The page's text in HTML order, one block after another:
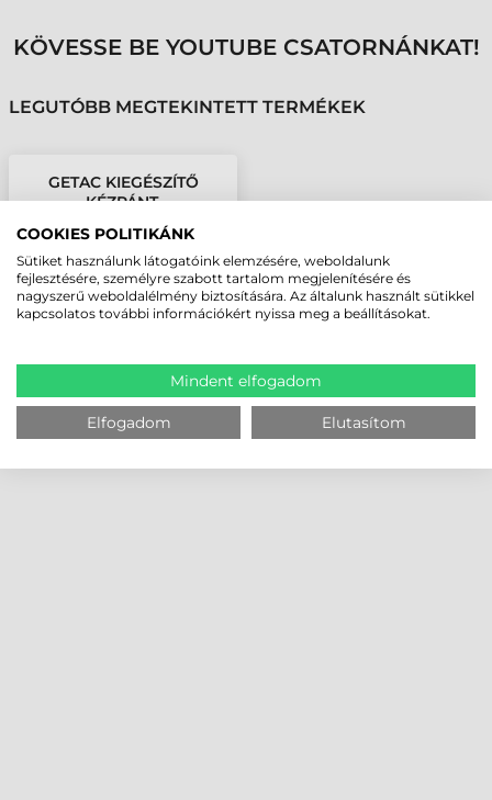
KÖVESSE BE YOUTUBE CSATORNÁNKAT!
LEGUTÓBB MEGTEKINTETT TERMÉKEK
GETAC KIEGÉSZÍTŐ
KÉZPÁNT,
FORGATHATÓ, K120
COOKIES POLITIKÁNK
Sütiket használunk látogatóink elemzésére, weboldalunk
fejlesztésére, személyre szabott tartalom megjelenítésére és
nagyszerű weboldalélmény biztosítására. Az általunk használt sütikkel
kapcsolatos további információkért nyissa meg a beállításokat.
Mindent elfogadom
Elfogadom Elutasítom